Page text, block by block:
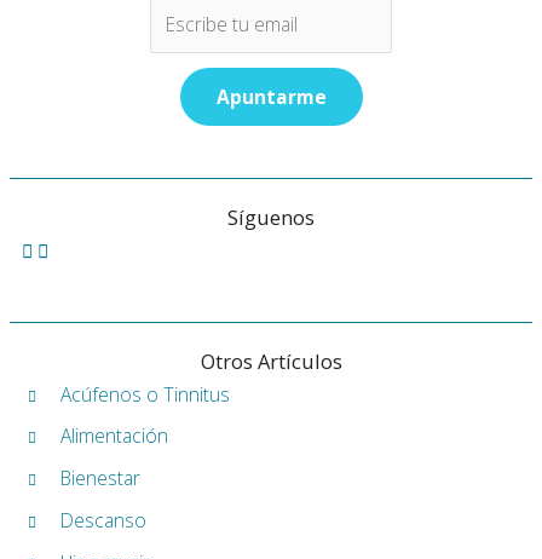
Síguenos
Otros Artículos
Acúfenos o Tinnitus
Alimentación
Bienestar
Descanso